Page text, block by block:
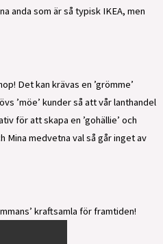
anda som är så typisk IKEA, men
Det kan krävas en ’grömme’
’möe’ kunder så att vår lanthandel
för att skapa en ’gohällie’ och
Mina medvetna val så går inget av
kraftsamla för framtiden!